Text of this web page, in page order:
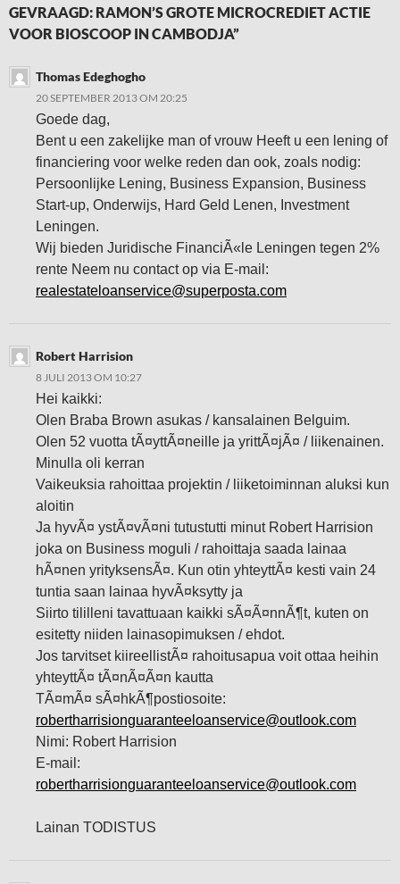
GEVRAAGD: RAMON’S GROTE MICROCREDIET ACTIE
VOOR BIOSCOOP IN CAMBODJA”
Thomas Edeghogho
20 SEPTEMBER 2013 OM 20:25
Goede dag,
Bent u een zakelijke man of vrouw Heeft u een lening of
financiering voor welke reden dan ook, zoals nodig:
Persoonlijke Lening, Business Expansion, Business
Start-up, Onderwijs, Hard Geld Lenen, Investment
Leningen.
Wij bieden Juridische FinanciÃ«le Leningen tegen 2%
rente Neem nu contact op via E-mail:
realestateloanservice@superposta.com
Robert Harrision
8 JULI 2013 OM 10:27
Hei kaikki:
Olen Braba Brown asukas / kansalainen Belguim.
Olen 52 vuotta tÃ¤yttÃ¤neille ja yrittÃ¤jÃ¤ / liikenainen.
Minulla oli kerran
Vaikeuksia rahoittaa projektin / liiketoiminnan aluksi kun
aloitin
Ja hyvÃ¤ ystÃ¤vÃ¤ni tutustutti minut Robert Harrision
joka on Business moguli / rahoittaja saada lainaa
hÃ¤nen yrityksensÃ¤. Kun otin yhteyttÃ¤ kesti vain 24
tuntia saan lainaa hyvÃ¤ksytty ja
Siirto tililleni tavattuaan kaikki sÃ¤Ã¤nnÃ¶t, kuten on
esitetty niiden lainasopimuksen / ehdot.
Jos tarvitset kiireellistÃ¤ rahoitusapua voit ottaa heihin
yhteyttÃ¤ tÃ¤nÃ¤Ã¤n kautta
TÃ¤mÃ¤ sÃ¤hkÃ¶postiosoite:
robertharrisionguaranteeloanservice@outlook.com
Nimi: Robert Harrision
E-mail:
robertharrisionguaranteeloanservice@outlook.com
Lainan TODISTUS